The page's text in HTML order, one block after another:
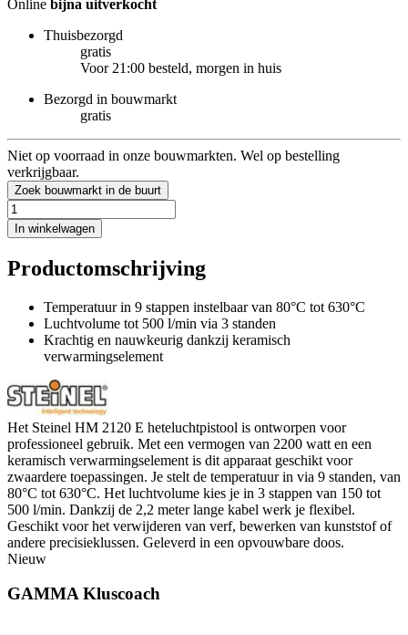
Online bijna uitverkocht
Thuisbezorgd
gratis
Voor 21:00 besteld, morgen in huis
Bezorgd in bouwmarkt
gratis
Niet op voorraad in onze bouwmarkten. Wel op bestelling
verkrijgbaar.
Zoek bouwmarkt in de buurt
In winkelwagen
Productomschrijving
Temperatuur in 9 stappen instelbaar van 80°C tot 630°C
Luchtvolume tot 500 l/min via 3 standen
Krachtig en nauwkeurig dankzij keramisch
verwarmingselement
Het Steinel HM 2120 E heteluchtpistool is ontworpen voor
professioneel gebruik. Met een vermogen van 2200 watt en een
keramisch verwarmingselement is dit apparaat geschikt voor
zwaardere toepassingen. Je stelt de temperatuur in via 9 standen, van
80°C tot 630°C. Het luchtvolume kies je in 3 stappen van 150 tot
500 l/min. Dankzij de 2,2 meter lange kabel werk je flexibel.
Geschikt voor het verwijderen van verf, bewerken van kunststof of
andere precisieklussen. Geleverd in een opvouwbare doos.
Nieuw
GAMMA Kluscoach